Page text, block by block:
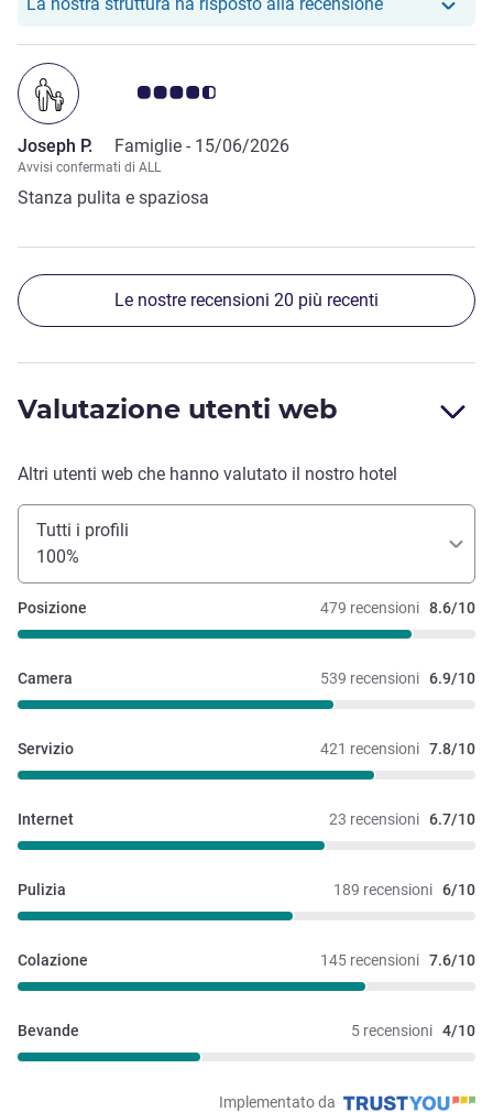
Giudizio clienti 4.5/5
Joseph P. Famiglie - 15/06/2026
Avvisi confermati di ALL
Stanza pulita e spaziosa
Le nostre recensioni 20 più recenti
Valutazione utenti web
Altri utenti web che hanno valutato il nostro hotel
Tutti i profili
100%
479 recensioni 8.6/10
Posizione
539 recensioni 6.9/10
Camera
421 recensioni 7.8/10
Servizio
23 recensioni 6.7/10
Internet
189 recensioni 6/10
Pulizia
145 recensioni 7.6/10
Colazione
5 recensioni 4/10
Bevande
Implementato da